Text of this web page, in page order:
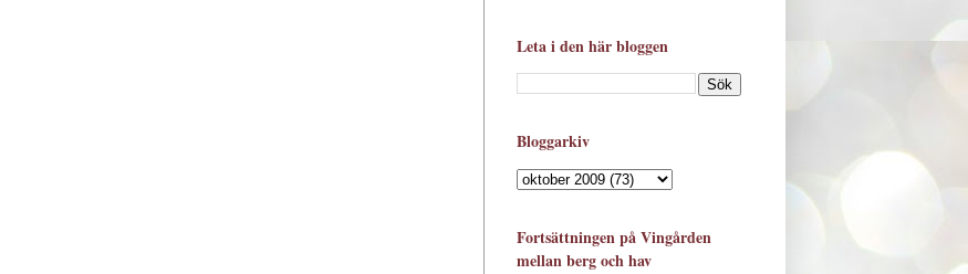
Leta i den här bloggen
Bloggarkiv
Fortsättningen på Vingården
mellan berg och hav